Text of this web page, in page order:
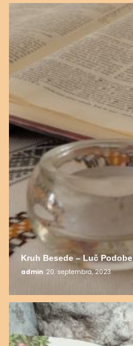
Kruh Besede – Luč Podobe
admin 20. septembra, 2023